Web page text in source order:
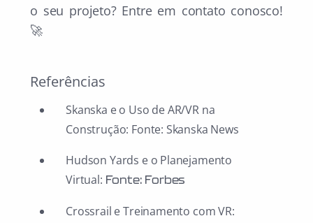
o seu projeto? Entre em contato conosco!
🚀
Referências
Skanska e o Uso de AR/VR na
Construção: Fonte: Skanska News
Hudson Yards e o Planejamento
Virtual: Fonte: Forbes
Crossrail e Treinamento com VR: